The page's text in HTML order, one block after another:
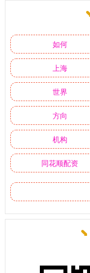
如何
上海
世界
方向
机构
同花顺配资